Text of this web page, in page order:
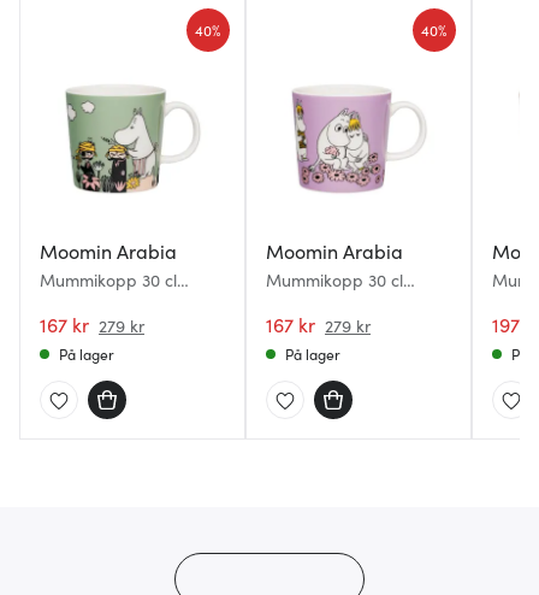
Moomin Arabia
Mummikopp 30 cl
167 kr 279 kr
40%
På lager
Moomin Arabia
Mummikopp 30 cl
167 kr 279 kr
40%
På lager
2026
197
På